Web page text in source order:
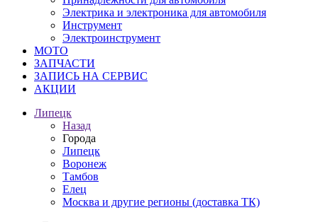
Электрика и электроника для автомобиля
Инструмент
Электроинструмент
МОТО
ЗАПЧАСТИ
ЗАПИСЬ НА СЕРВИС
АКЦИИ
Липецк
Назад
Города
Липецк
Воронеж
Тамбов
Елец
Москва и другие регионы (доставка ТК)